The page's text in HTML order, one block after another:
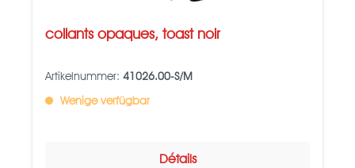
collants opaques, toast noir
Artikelnummer: 41026.00-S/M
Wenige verfügbar
Détails